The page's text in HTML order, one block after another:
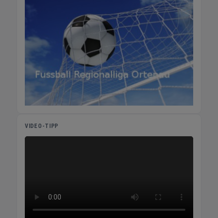
VIDEO-TIPP